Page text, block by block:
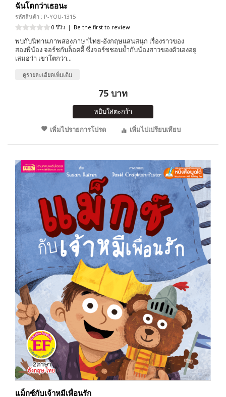
ฉันโตกว่าเธอนะ
รหัสสินค้า : P-YOU-1315
0 รีวิว | Be the first to review
พบกับนิทานภาพสองภาษาไทย-อังกฤษแสนสนุก เรื่องราวของ
สองพี่น้อง จอร์ชกับล็อตตี้ ซึ่งจอร์ชชอบย้ำกับน้องสาวของตัวเองอยู่
เสมอว่า เขาโตกว่า...
ดูรายละเอียดเพิ่มเติม
75 บาท
หยิบใส่ตะกร้า
เพิ่มไปรายการโปรด
เพิ่มไปเปรียบเทียบ
แม็กซ์กับเจ้าหมีเพื่อนรัก